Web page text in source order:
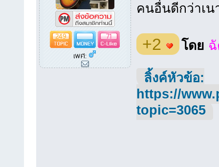
249
71
เพศ:
คนอื่นดีกว่าเน
+2 โดย
ลิ้งค์หัวข้อ:
https://
topic=3065